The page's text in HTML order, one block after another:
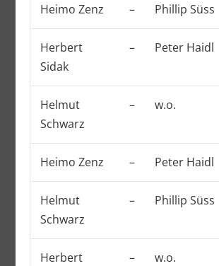
Heimo Zenz – Phillip Süss
Herbert
Sidak
– Peter Haidl
Helmut
Schwarz
– w.o.
Heimo Zenz – Peter Haidl
Helmut
Schwarz
– Phillip Süss
Herbert
– w.o.